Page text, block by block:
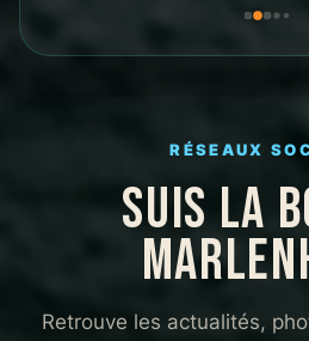
RÉSEAUX
SUIS LA
Retrouve les actualités,